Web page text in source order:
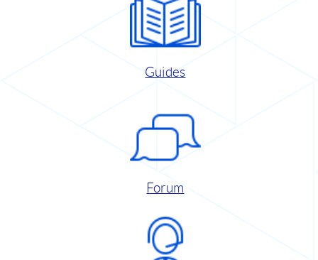
Guides
Forum